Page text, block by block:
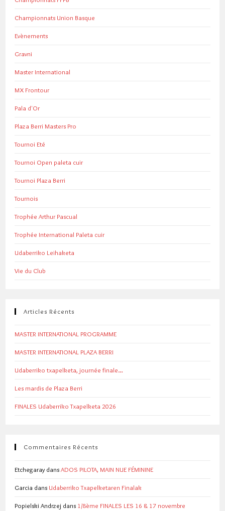
Championnats Union Basque
Evènements
Gravni
Master International
MX Frontour
Pala d'Or
Plaza Berri Masters Pro
Tournoi Eté
Tournoi Open paleta cuir
Tournoi Plaza Berri
Tournois
Trophée Arthur Pascual
Trophée International Paleta cuir
Udaberriko Leihaketa
Vie du Club
Articles Récents
MASTER INTERNATIONAL PROGRAMME
MASTER INTERNATIONAL PLAZA BERRI
Udaberriko txapelketa, journée finale…
Les mardis de Plaza Berri
FINALES Udaberriko Txapelketa 2026
Commentaires Récents
Etchegaray dansADOS PILOTA, MAIN NUE FÉMININE
Garcia dans Udaberriko Txapelketaren Finalak
Popielski Andrzej dans 1/8ème FINALES LES 16 & 17 novembre